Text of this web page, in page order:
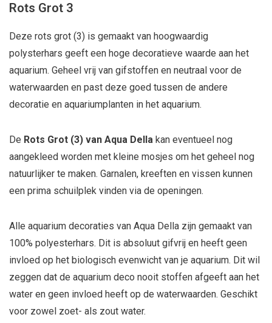
Rots Grot 3
Deze rots grot (3) is gemaakt van hoogwaardig
polysterhars geeft een hoge decoratieve waarde aan het
aquarium. Geheel vrij van gifstoffen en neutraal voor de
waterwaarden en past deze goed tussen de andere
decoratie en aquariumplanten in het aquarium.
De Rots Grot (3) van Aqua Della kan eventueel nog
aangekleed worden met kleine mosjes om het geheel nog
natuurlijker te maken. Garnalen, kreeften en vissen kunnen
een prima schuilplek vinden via de openingen.
Alle aquarium decoraties van Aqua Della zijn gemaakt van
100% polyesterhars. Dit is absoluut gifvrij en heeft geen
invloed op het biologisch evenwicht van je aquarium. Dit wil
zeggen dat de aquarium deco nooit stoffen afgeeft aan het
water en geen invloed heeft op de waterwaarden. Geschikt
voor zowel zoet- als zout water.